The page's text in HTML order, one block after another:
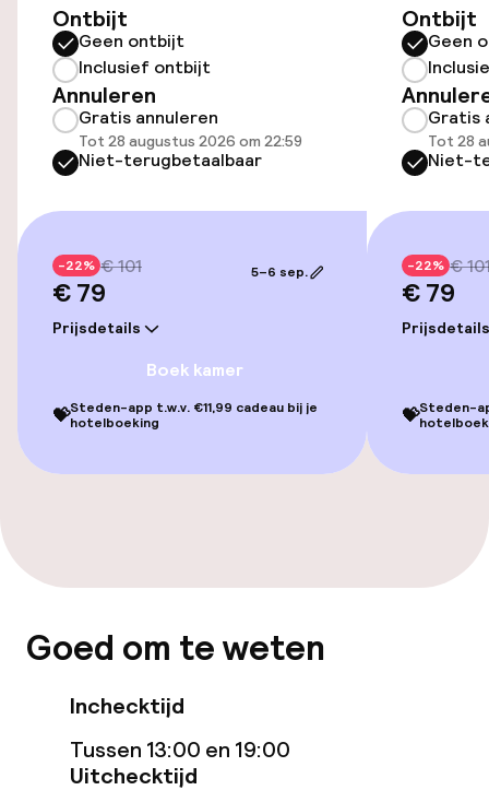
Toegankelijkheid
Overal rolstoeltoegankelijk
Lift
geoptimaliseerde kamers beschikbaar
Kamers
Voor toegankelijkheid
geoptimaliseerde kamers beschikbaar
Entertainment
Eet- en drinkgelegenheden
Bar
Eet- en drinkdiensten
Ontbijt
Geen ontbijt
Inclusief ontbijt
Annuleren
Gratis annuleren
Tot 28 augustus 2026 om 22:59
Niet-terugbetaalbaar
-22% € 101
€ 79
Prijsdetails
5–6 sep.
Boek kamer
💝Steden-app t.w.v. €11,99 cadeau bij je
hotelboeking
Ontbijt
Geen
Gratis
Tot 28
Niet-
-22% €
€ 79
Prijsdetails
💝Steden-
Goed om te weten
Inchecktijd
Tussen 13:00 en 19:00
Uitchecktijd